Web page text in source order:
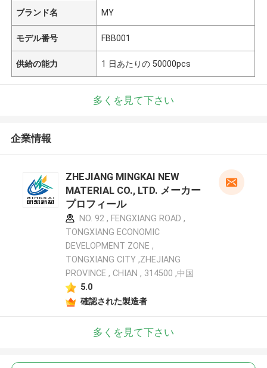
ブランド名 MY
モデル番号 FBB001
供給の能力 1 日あたりの 50000pcs
多くを見て下さい
企業情報
ZHEJIANG MINGKAI NEW
MATERIAL CO., LTD. メーカー
プロフィール
NO. 92 , FENGXIANG ROAD ,
TONGXIANG ECONOMIC
DEVELOPMENT ZONE ,
TONGXIANG CITY ,ZHEJIANG
PROVINCE , CHIAN , 314500 ,中国
5.0
確認された製造者
多くを見て下さい